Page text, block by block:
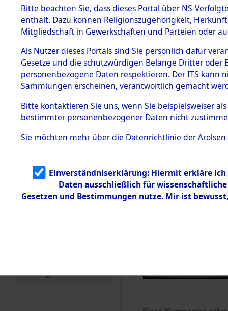
BESTÄNDE
1.
mente
5. Verschiedenes
5.3
Todesmärsche
5.3.1 Alliierte
Erhebungen
zu
Todesmärsch
en
5.3.2
Identifizierun
g
5.3.3
Todesmärsch
e
Bitte beachten Sie, dass dieses Portal über NS-
enthält. Dazu können Religionszugehörigkeit,
Mitgliedschaft in Gewerkschaften und Parteien oder
Als Nutzer dieses Portals sind Sie persönlich dafür
Gesetze und die schutzwürdigen Belange Dritter
personenbezogene Daten respektieren. Der ITS
Sammlungen erscheinen, verantwortlich gemacht
Bitte kontaktieren Sie uns, wenn Sie beispielsweiser
bestimmter personenbezogener Daten nicht
Sie möchten mehr über die Datenrichtlinie der Arolsen
Einverständniserklärung: Hiermit erkläre
Daten ausschließlich für
Gesetzen und Bestimmungen nutze. Mir ist